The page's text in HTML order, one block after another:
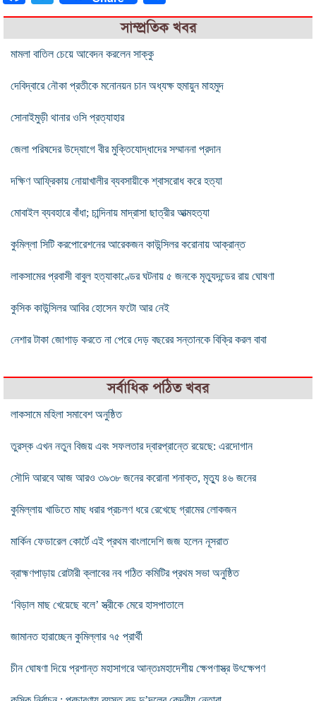
সাম্প্রতিক খবর
মামলা বাতিল চেয়ে আবেদন করলেন সাক্কু
দেবিদ্বারে নৌকা প্রতীকে মনোনয়ন চান অধ্যক্ষ হুমায়ুন মাহমুদ
সোনাইমুড়ী থানার ওসি প্রত্যাহার
জেলা পরিষদের উদ্যোগে বীর মুক্তিযোদ্ধাদের সম্মাননা প্রদান
দক্ষিণ আফ্রিকায় নোয়াখালীর ব্যবসায়ীকে শ্বাসরোধ করে হত্যা
মোবাইল ব্যবহারে বাঁধা; চান্দিনায় মাদ্রাসা ছাত্রীর আত্মহত্যা
কুমিল্লা সিটি করপোরেশনের আরেকজন কাউন্সিলর করোনায় আক্রান্ত
লাকসামের প্রবাসী বাবুল হত্যাকাণ্ডের ঘটনায় ৫ জনকে মৃত্যুদন্ডের রায় ঘোষণা
কুসিক কাউন্সিলর আবির হোসেন ফটো আর নেই
নেশার টাকা জোগাড় করতে না পেরে দেড় বছরের সন্তানকে বিক্রি করল বাবা
সর্বাধিক পঠিত খবর
লাকসামে মহিলা সমাবেশ অনুষ্ঠিত
তুরস্ক এখন নতুন বিজয় এবং সফলতার দ্বারপ্রান্তে রয়েছে: এরদোগান
সৌদি আরবে আজ আরও ৩৯৩৮ জনের করোনা শনাক্ত, মৃত্যু ৪৬ জনের
কুমিল্লায় খাডিতে মাছ ধরার প্রচলণ ধরে রেখেছে গ্রামের লোকজন
মার্কিন ফেডারেল কোর্টে এই প্রথম বাংলাদেশি জজ হলেন নূসরাত
ব্রাহ্মণপাড়ায় রোটারী ক্লাবের নব গঠিত কমিটির প্রথম সভা অনুষ্ঠিত
‘বিড়াল মাছ খেয়েছে বলে’ স্ত্রীকে মেরে হাসপাতালে
জামানত হারাচ্ছেন কুমিল্লার ৭৫ প্রার্থী
চীন ঘোষণা দিয়ে প্রশান্ত মহাসাগরে আন্তঃমহাদেশীয় ক্ষেপণাস্ত্র উৎক্ষেপণ